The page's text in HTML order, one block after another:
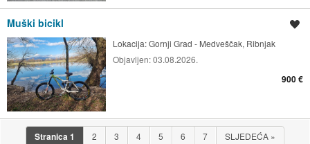
Muški bicikl
Lokacija:Gornji Grad - Medveščak, Ribnjak
Objavljen:03.08.2026.
900 €
Stranica1 2 3 4 5 6 7 SLJEDEĆA »